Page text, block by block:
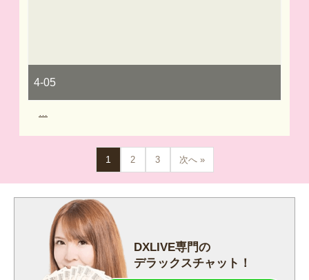
4-05
…
1 2 3 次へ »
DXLIVE専門の
デラックスチャット！